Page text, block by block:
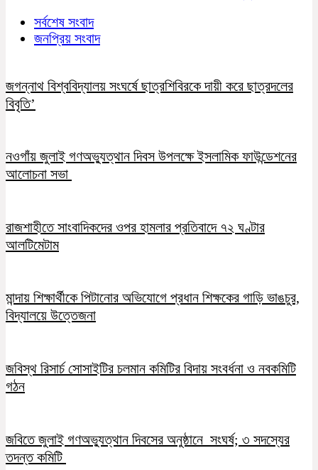
সর্বশেষ সংবাদ
জনপ্রিয় সংবাদ
জগন্নাথ বিশ্ববিদ্যালয় সংঘর্ষে ছাত্রশিবিরকে দায়ী করে ছাত্রদলের
বিবৃতি’
নওগাঁয় জুলাই গণঅভ্যুত্থান দিবস উপলক্ষে ইসলামিক ফাউন্ডেশনের
আলোচনা সভা
রাজশাহীতে সাংবাদিকদের ওপর হামলার প্রতিবাদে ৭২ ঘণ্টার
আলটিমেটাম
মান্দায় শিক্ষার্থীকে পিটানোর অভিযোগে প্রধান শিক্ষকের গাড়ি ভাঙচুর,
বিদ্যালয়ে উত্তেজনা
জবিস্থ রিসার্চ সোসাইটির চলমান কমিটির বিদায় সংবর্ধনা ও নবকমিটি
গঠন
জবিতে জুলাই গণঅভ্যুত্থান দিবসের অনুষ্ঠানে সংঘর্ষ; ৩ সদস্যের
তদন্ত কমিটি